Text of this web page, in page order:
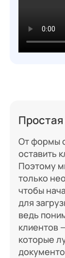
От формы
оставить
Поэтому
только
чтобы
для
ведь
клиентов
которые